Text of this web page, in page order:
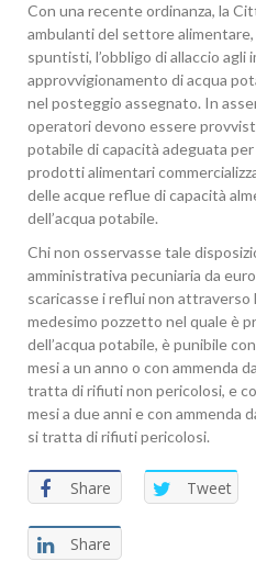
Con una recente ordinanza, la
ambulanti del settore
spuntisti, l’obbligo di allaccio agli
approvvigionamento di acqua
nel posteggio assegnato. In
operatori devono essere
potabile di capacità adeguata
prodotti alimentari
delle acque reflue di capacità
dell’acqua potabile.
Chi non osservasse tale
amministrativa pecuniaria da
scaricasse i reflui non attraverso
medesimo pozzetto nel quale è
dell’acqua potabile, è punibile
mesi a un anno o con ammenda
tratta di rifiuti non pericolosi, e
mesi a due anni e con ammenda
si tratta di rifiuti pericolosi.
Share Tweet
Share